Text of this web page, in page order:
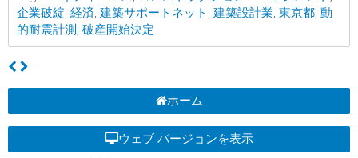
企業破綻, 経済, 建築サポートネット , 建築設計業, 東京都, 動
的耐震計測 , 破産開始決定
ホーム
ウェブ バージョンを表示